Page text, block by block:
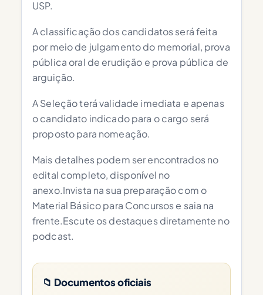
USP.
A classificação dos candidatos será feita
por meio de julgamento do memorial, prova
pública oral de erudição e prova pública de
arguição.
A Seleção terá validade imediata e apenas
o candidato indicado para o cargo será
proposto para nomeação.
Mais detalhes podem ser encontrados no
edital completo, disponível no
anexo.Invista na sua preparação com o
Material Básico para Concursos e saia na
frente.Escute os destaques diretamente no
podcast.
📁 Documentos oficiais